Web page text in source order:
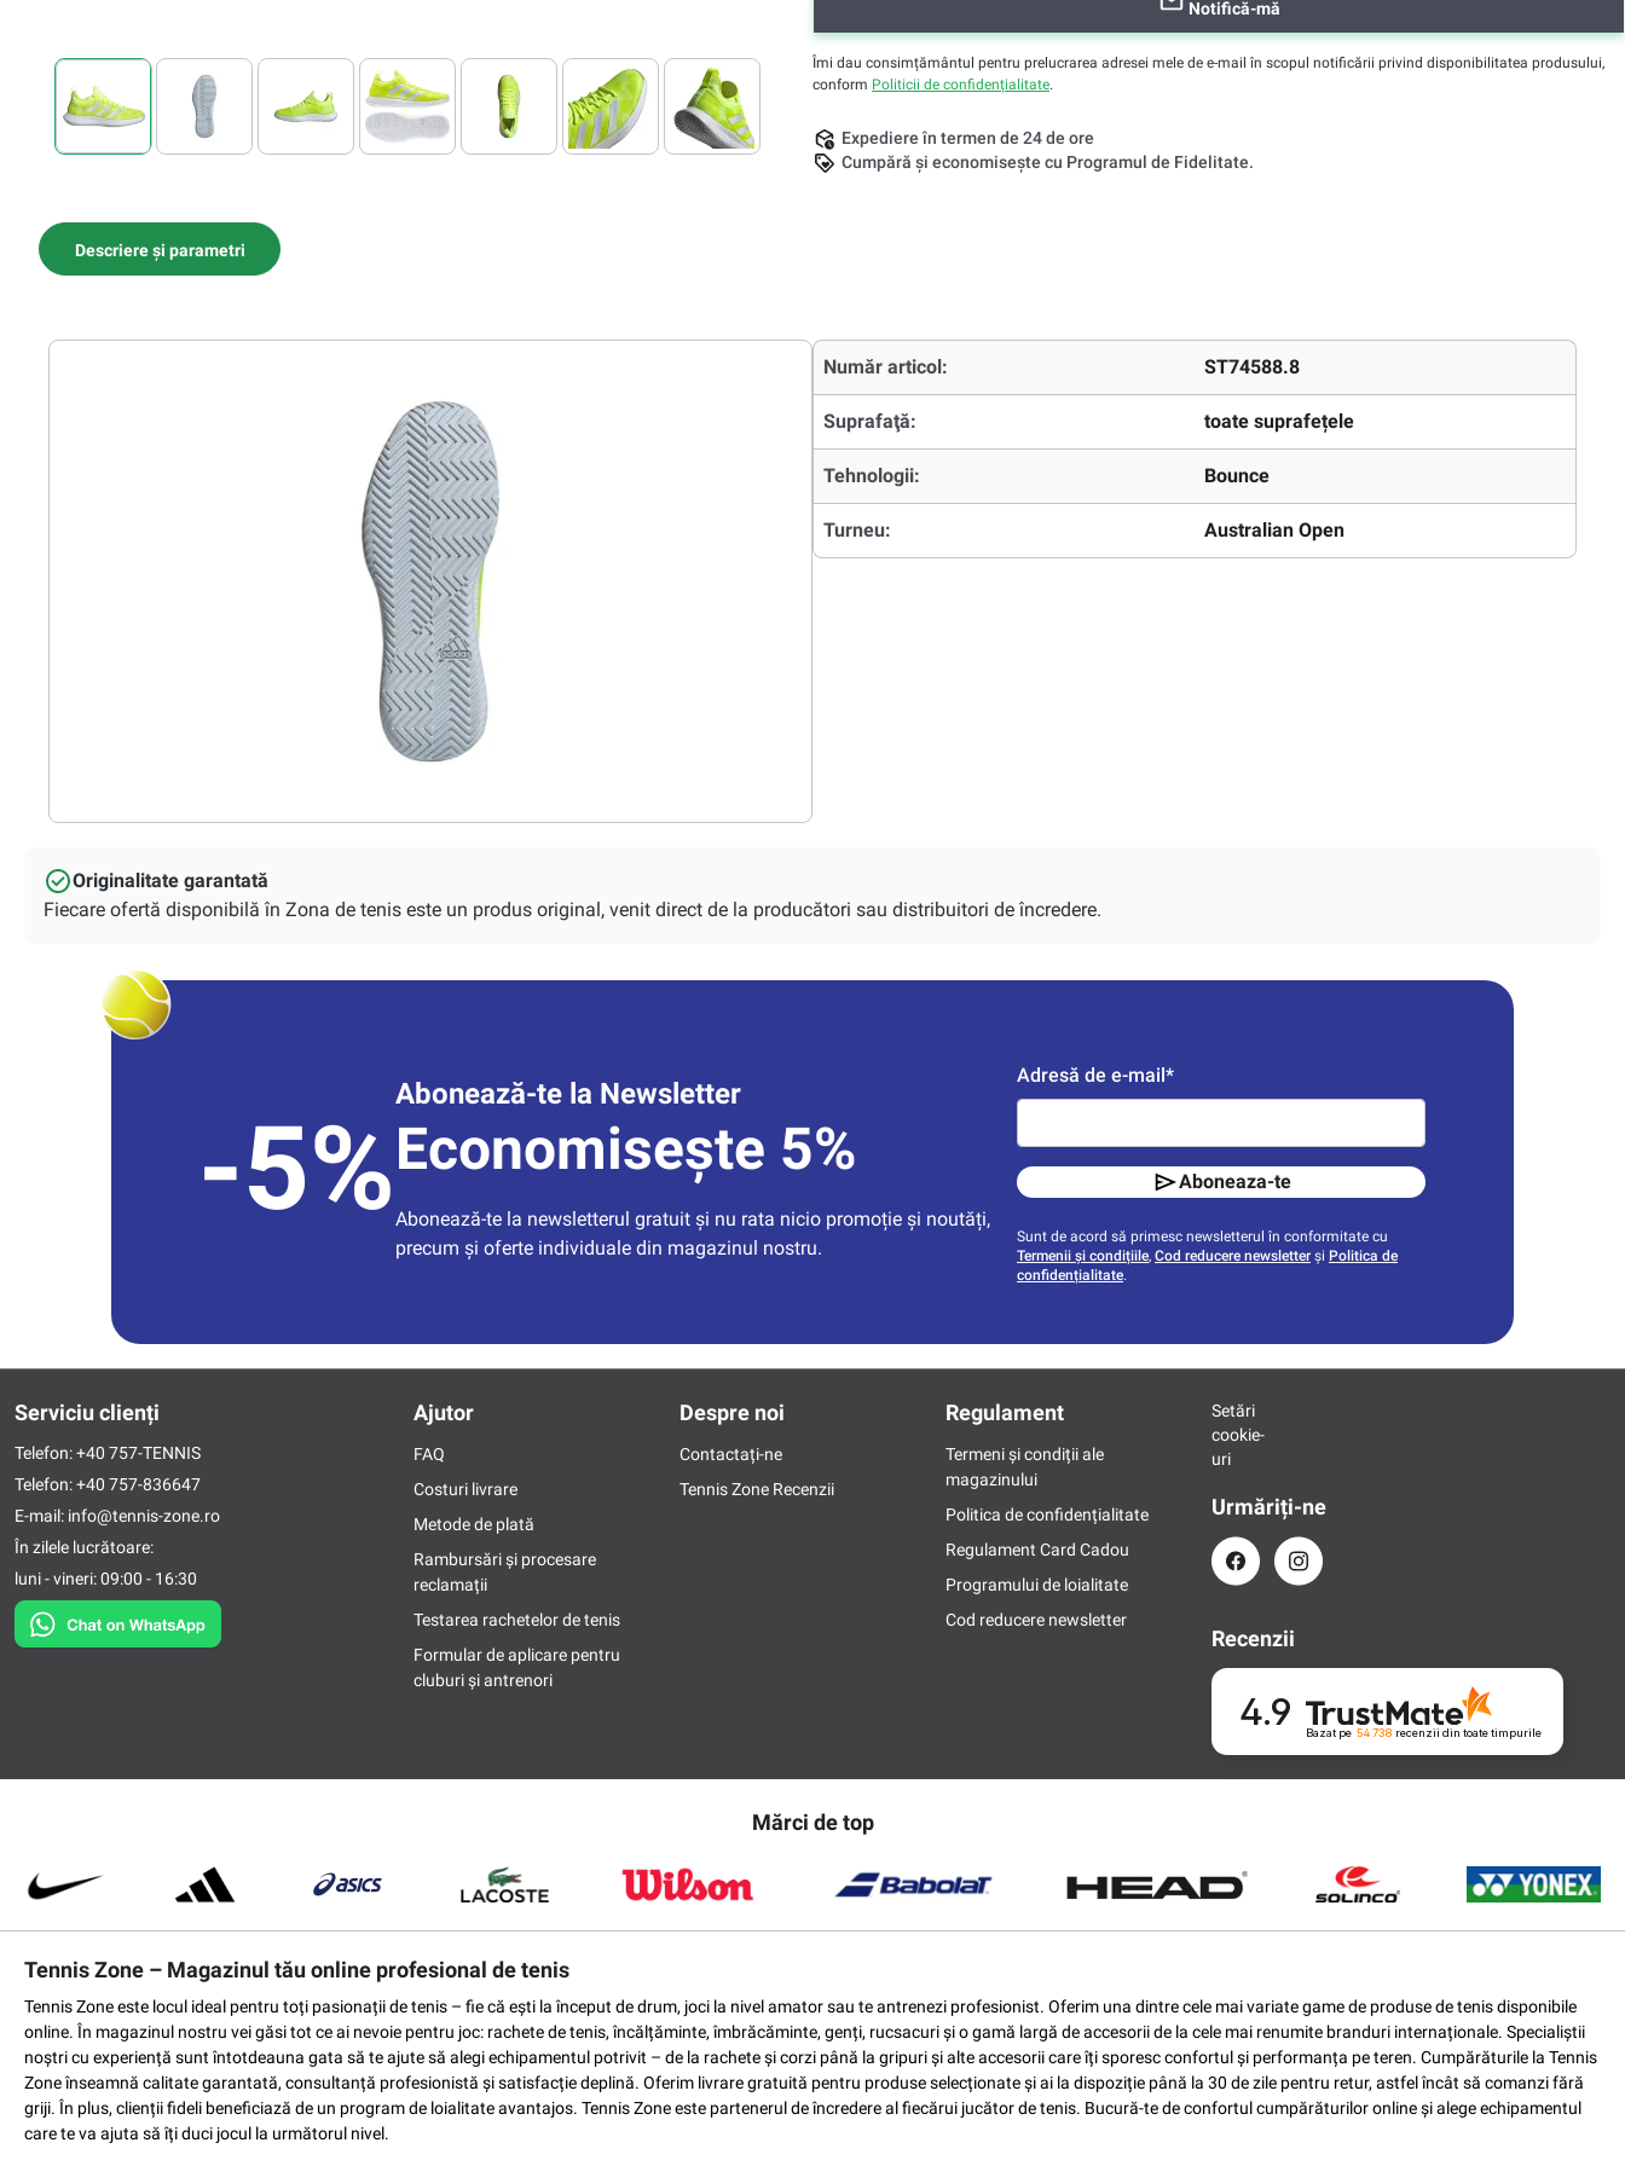
Notifică-mă
Îmi dau consimțământul pentru prelucrarea adresei mele de e-mail în scopul notificării privind disponibilitatea produsului,
conform Politicii de confidențialitate.
Expediere în termen de 24 de ore
Cumpără și economisește cu Programul de Fidelitate.
Descriere și parametri
Număr articol: ST74588.8
Suprafaţă: toate suprafețele
Tehnologii: Bounce
Turneu: Australian Open
Originalitate garantată
Fiecare ofertă disponibilă în Zona de tenis este un produs original, venit direct de la producători sau distribuitori de încredere.
-5%
Abonează-te la Newsletter
Economisește 5%
Abonează-te la newsletterul gratuit și nu rata nicio promoție și noutăți,
precum și oferte individuale din magazinul nostru.
Adresă de e-mail*
Aboneaza-te
Sunt de acord să primesc newsletterul în conformitate cu
Termenii și condițiile, Cod reducere newsletter și Politica de
confidențialitate.
Serviciu clienți
Telefon:+40 757-TENNIS
Telefon:+40 757-836647
E-mail: info@tennis-zone.ro
În zilele lucrătoare:
luni - vineri: 09:00 - 16:30
Ajutor
FAQ
Costuri livrare
Metode de plată
Rambursări și procesare
reclamații
Testarea rachetelor de tenis
Formular de aplicare pentru
cluburi și antrenori
Despre noi
Contactați-ne
Tennis Zone Recenzii
Regulament
Termeni și condiții ale
magazinului
Politica de confidențialitate
Regulament Card Cadou
Programului de loialitate
Cod reducere newsletter
Setări
cookie-
uri
Urmăriți-ne
Recenzii
4.9 Bazat pe 54 738 recenzii din toate timpurile
Mărci de top
Tennis Zone – Magazinul tău online profesional de tenis
Tennis Zone este locul ideal pentru toți pasionații de tenis – fie că ești la început de drum, joci la nivel amator sau te antrenezi profesionist. Oferim una dintre cele mai variate game de produse de tenis disponibile
online. În magazinul nostru vei găsi tot ce ai nevoie pentru joc: rachete de tenis, încălțăminte, îmbrăcăminte, genți, rucsacuri și o gamă largă de accesorii de la cele mai renumite branduri internaționale. Specialiștii
noștri cu experiență sunt întotdeauna gata să te ajute să alegi echipamentul potrivit – de la rachete și corzi până la gripuri și alte accesorii care îți sporesc confortul și performanța pe teren. Cumpărăturile la Tennis
Zone înseamnă calitate garantată, consultanță profesionistă și satisfacție deplină. Oferim livrare gratuită pentru produse selecționate și ai la dispoziție până la 30 de zile pentru retur, astfel încât să comanzi fără
griji. În plus, clienții fideli beneficiază de un program de loialitate avantajos. Tennis Zone este partenerul de încredere al fiecărui jucător de tenis. Bucură-te de confortul cumpărăturilor online și alege echipamentul
care te va ajuta să îți duci jocul la următorul nivel.